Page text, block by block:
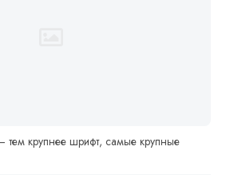
крупнее шрифт, самые крупные